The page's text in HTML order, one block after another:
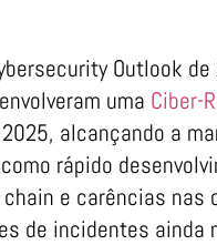
Outlook
uma Ciber-
alcançando a
rápido
e carências
de incidentes ainda